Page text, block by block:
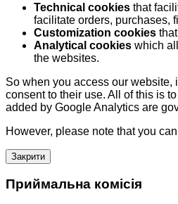
Technical cookies that
facilitate orders, purchases,
Customization cookies
Analytical cookies which
the websites.
So when you access our
consent to their use. All of this is
added by Google Analytics are
However, please note that you
Закрити
Приймальна комісія